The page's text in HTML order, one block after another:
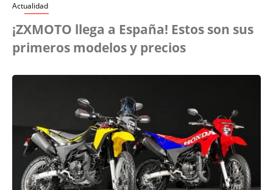
Actualidad
¡ZXMOTO llega a España! Estos son sus
primeros modelos y precios